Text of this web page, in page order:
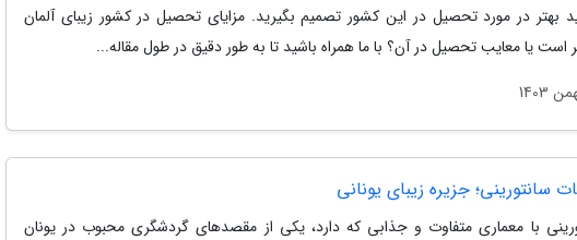
بهتر در مورد تحصیل در این کشور تصمیم بگیرید. مزایای تحصیل در کشور زیبای آلمان
است یا معایب تحصیل در آن؟ با ما همراه باشید تا به طور دقیق در طول مقاله...
سانتورینی؛ جزیره زیبای یونانی
با معماری متفاوت و جذابی که دارد، یکی از مقصدهای گردشگری محبوب در یونان